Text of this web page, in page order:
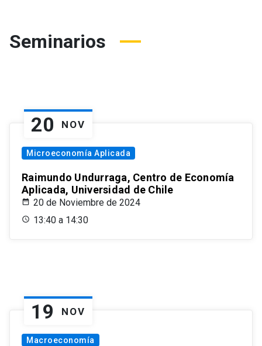
Seminarios
20 NOV
Microeconomía Aplicada
Raimundo Undurraga, Centro de Economía
Aplicada, Universidad de Chile
20 de Noviembre de 2024
13:40 a 14:30
19 NOV
Macroeconomía